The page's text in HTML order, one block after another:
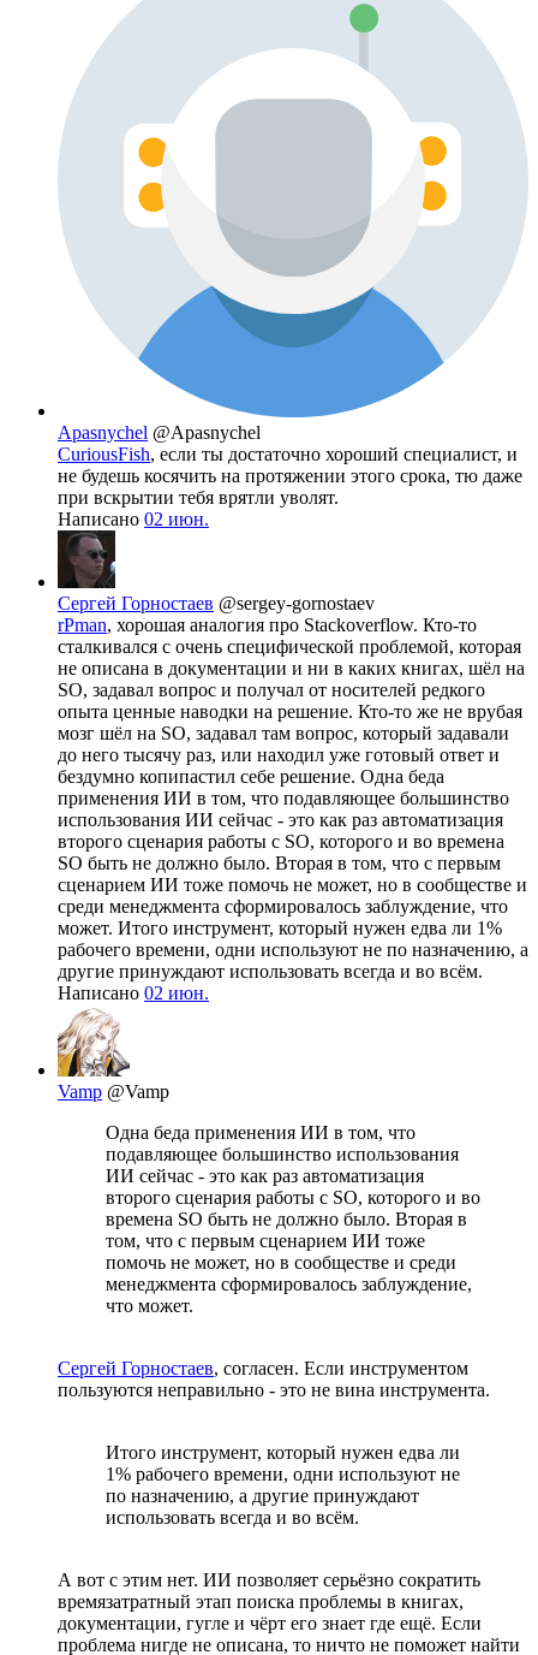
Apasnychel @Apasnychel
CuriousFish, если ты достаточно хороший специалист, и
не будешь косячить на протяжении этого срока, тю даже
при вскрытии тебя врятли уволят.
Написано 02 июн.
Сергей Горностаев @sergey-gornostaev
rPman, хорошая аналогия про Stackoverflow. Кто-то
сталкивался с очень специфической проблемой, которая
не описана в документации и ни в каких книгах, шёл на
SO, задавал вопрос и получал от носителей редкого
опыта ценные наводки на решение. Кто-то же не врубая
мозг шёл на SO, задавал там вопрос, который задавали
до него тысячу раз, или находил уже готовый ответ и
бездумно копипастил себе решение. Одна беда
применения ИИ в том, что подавляющее большинство
использования ИИ сейчас - это как раз автоматизация
второго сценария работы с SO, которого и во времена
SO быть не должно было. Вторая в том, что с первым
сценарием ИИ тоже помочь не может, но в сообществе и
среди менеджмента сформировалось заблуждение, что
может. Итого инструмент, который нужен едва ли 1%
рабочего времени, одни используют не по назначению, а
другие принуждают использовать всегда и во всём.
Написано 02 июн.
Vamp @Vamp
Одна беда применения ИИ в том, что
подавляющее большинство использования
ИИ сейчас - это как раз автоматизация
второго сценария работы с SO, которого и во
времена SO быть не должно было. Вторая в
том, что с первым сценарием ИИ тоже
помочь не может, но в сообществе и среди
менеджмента сформировалось заблуждение,
что может.
Сергей Горностаев, согласен. Если инструментом
пользуются неправильно - это не вина инструмента.
Итого инструмент, который нужен едва ли
1% рабочего времени, одни используют не
по назначению, а другие принуждают
использовать всегда и во всём.
А вот с этим нет. ИИ позволяет серьёзно сократить
времязатратный этап поиска проблемы в книгах,
документации, гугле и чёрт его знает где ещё. Если
проблема нигде не описана, то ничто не поможет найти